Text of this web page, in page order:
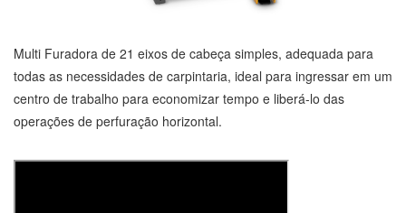
Multi Furadora de 21 eixos de cabeça simples, adequada para
todas as necessidades de carpintaria, ideal para ingressar em um
centro de trabalho para economizar tempo e liberá-lo das
operações de perfuração horizontal.